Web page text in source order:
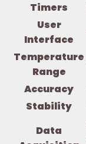
Timers
User
Interface
Temperature
Range
Accuracy
Stability
Data